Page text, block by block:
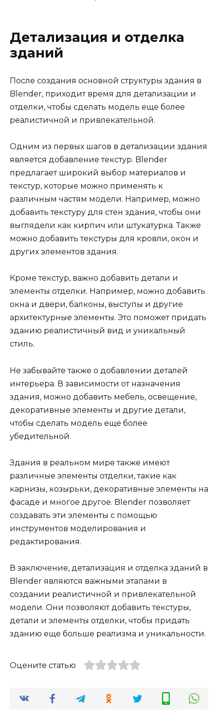
Детализация и отделка
зданий
После создания основной структуры здания в
Blender, приходит время для детализации и
отделки, чтобы сделать модель еще более
реалистичной и привлекательной.
Одним из первых шагов в детализации здания
является добавление текстур. Blender
предлагает широкий выбор материалов и
текстур, которые можно применять к
различным частям модели. Например, можно
добавить текстуру для стен здания, чтобы они
выглядели как кирпич или штукатурка. Также
можно добавить текстуры для кровли, окон и
других элементов здания.
Кроме текстур, важно добавить детали и
элементы отделки. Например, можно добавить
окна и двери, балконы, выступы и другие
архитектурные элементы. Это поможет придать
зданию реалистичный вид и уникальный
стиль.
Не забывайте также о добавлении деталей
интерьера. В зависимости от назначения
здания, можно добавить мебель, освещение,
декоративные элементы и другие детали,
чтобы сделать модель еще более
убедительной.
Здания в реальном мире также имеют
различные элементы отделки, такие как
карнизы, козырьки, декоративные элементы на
фасаде и многое другое. Blender позволяет
создавать эти элементы с помощью
инструментов моделирования и
редактирования.
В заключение, детализация и отделка зданий в
Blender являются важными этапами в
создании реалистичной и привлекательной
модели. Они позволяют добавить текстуры,
детали и элементы отделки, чтобы придать
зданию еще больше реализма и уникальности.
Оцените статью